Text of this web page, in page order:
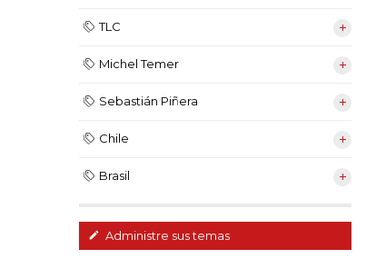
TLC
Michel Temer
Sebastián Piñera
Chile
Brasil
Administre sus temas